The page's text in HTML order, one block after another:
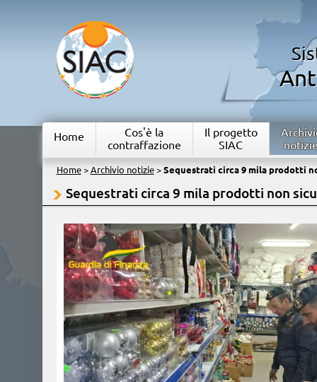
Home
Cos'è la
contraffazione
Il progetto
SIAC
Home> Archivio notizie> Sequestrati circa 9 mila prodotti
Sequestrati circa 9 mila prodotti non